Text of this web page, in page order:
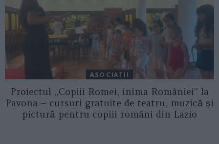
ASOCIAŢII
Proiectul „Copiii Romei, inima României” la
Pavona – cursuri gratuite de teatru, muzică și
pictură pentru copiii români din Lazio